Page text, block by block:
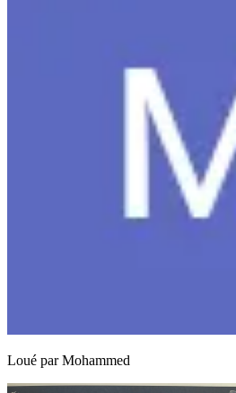
Loué parMohammed